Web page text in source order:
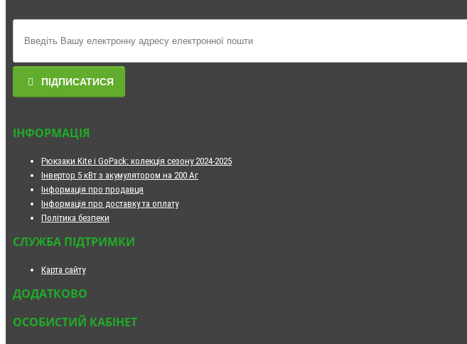
ПІДПИСАТИСЯ
ІНФОРМАЦІЯ
Рюкзаки Kite і GoPack: колекція сезону 2024-2025
Інвертор 5 кВт з акумулятором на 200 Аг
Інформація про продавця
Інформація про доставку та оплату
Політика безпеки
СЛУЖБА ПІДТРИМКИ
Карта сайту
ДОДАТКОВО
ОСОБИСТИЙ КАБІНЕТ